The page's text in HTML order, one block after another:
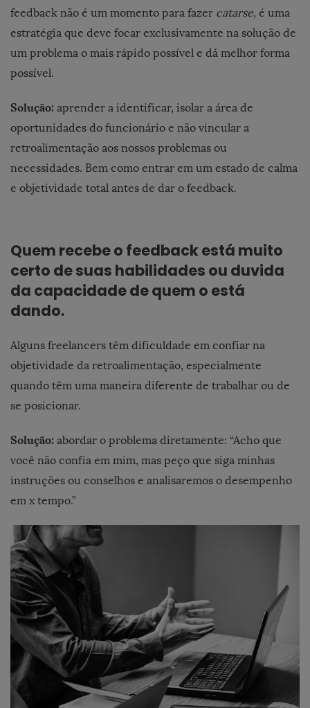
feedback não é um momento para fazer catarse, é uma
estratégia que deve focar exclusivamente na solução de
um problema o mais rápido possível e dá melhor forma
possível.
Solução: aprender a identificar, isolar a área de
oportunidades do funcionário e não vincular a
retroalimentação aos nossos problemas ou
necessidades. Bem como entrar em um estado de calma
e objetividade total antes de dar o feedback.
Quem recebe o feedback está muito
certo de suas habilidades ou duvida
da capacidade de quem o está
dando.
Alguns freelancers têm dificuldade em confiar na
objetividade da retroalimentação, especialmente
quando têm uma maneira diferente de trabalhar ou de
se posicionar.
Solução: abordar o problema diretamente: “Acho que
você não confia em mim, mas peço que siga minhas
instruções ou conselhos e analisaremos o desempenho
em x tempo.”